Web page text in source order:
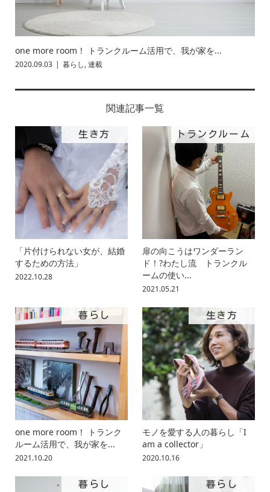
one more room！ トランクルーム活用で、我が家を...
2020.09.03 暮らし,連載
関連記事一覧
生き方
「片付けられない女が、結婚
するための方法」
2022.10.28
トランクルーム
扉の向こうはワンダーラン
ド！?わたし流 トランクル
ームの使い...
2021.05.21
暮らし
one more room！ トランク
ルーム活用で、我が家を...
2021.10.20
生き方
モノを愛する人の暮らし「I
am a collector」
2020.10.16
暮らし 暮らし